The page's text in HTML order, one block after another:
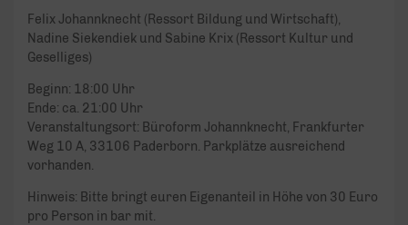
Felix Johannknecht (Ressort Bildung und Wirtschaft),
Nadine Siekendiek und Sabine Krix (Ressort Kultur und
Geselliges)
Beginn: 18:00 Uhr
Ende: ca. 21:00 Uhr
Veranstaltungsort: Büroform Johannknecht, Frankfurter
Weg 10 A, 33106 Paderborn. Parkplätze ausreichend
vorhanden.
Hinweis: Bitte bringt euren Eigenanteil in Höhe von 30 Euro
pro Person in bar mit.